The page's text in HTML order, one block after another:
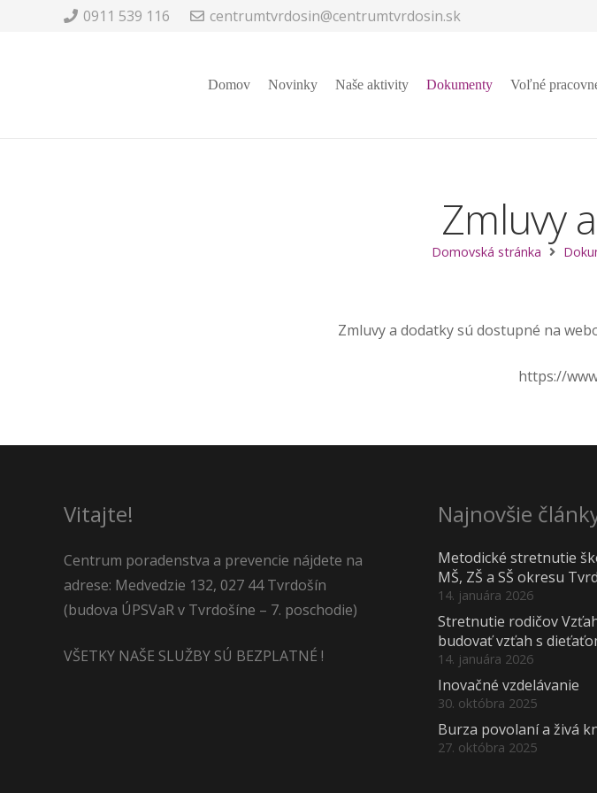
0911 539 116 centrumtvrdosin@centrumtvrdosin.sk
Domov Novinky Naše aktivity Dokumenty Voľné
Zmluvy
Domovská stránka
Zmluvy a dodatky sú dostupné na
https://
Vitajte!
Centrum poradenstva a prevencie nájdete na
adrese: Medvedzie 132, 027 44 Tvrdošín
(budova ÚPSVaR v Tvrdošíne – 7. poschodie)
VŠETKY NAŠE SLUŽBY SÚ BEZPLATNÉ !
Najnovšie
Metodické stretnutie
MŠ, ZŠ a SŠ okresu
14. januára 2026
Stretnutie rodičov
budovať vzťah s
14. januára 2026
Inovačné vzdelávanie
30. októbra 2025
Burza povolaní a živá
27. októbra 2025